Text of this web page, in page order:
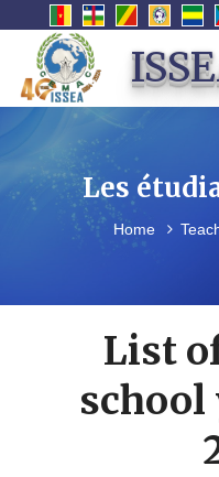
Les
Home
List
school